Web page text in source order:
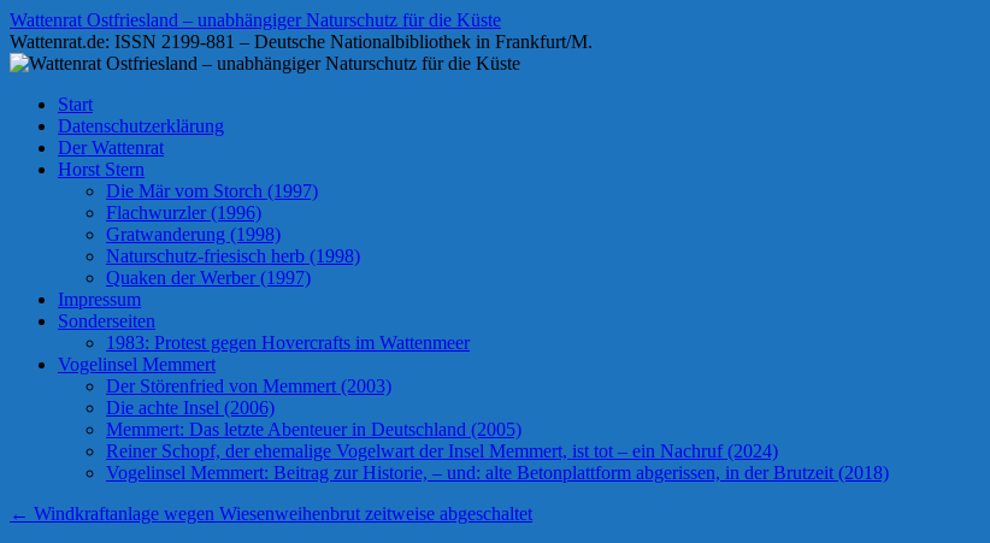
Zum
Inhalt
springen
Wattenrat Ostfriesland – unabhängiger Naturschutz für die Küste
Wattenrat.de: ISSN 2199-881 – Deutsche Nationalbibliothek in Frankfurt/M.
Start
Datenschutzerklärung
Der Wattenrat
Horst Stern
Die Mär vom Storch (1997)
Flachwurzler (1996)
Gratwanderung (1998)
Naturschutz-friesisch herb (1998)
Quaken der Werber (1997)
Impressum
Sonderseiten
1983: Protest gegen Hovercrafts im Wattenmeer
Vogelinsel Memmert
Der Störenfried von Memmert (2003)
Die achte Insel (2006)
Memmert: Das letzte Abenteuer in Deutschland (2005)
Reiner Schopf, der ehemalige Vogelwart der Insel Memmert, ist tot – ein Nachruf (2024)
Vogelinsel Memmert: Beitrag zur Historie, – und: alte Betonplattform abgerissen, in der Brutzeit (2018)
← Windkraftanlage wegen Wiesenweihenbrut zeitweise abgeschaltet